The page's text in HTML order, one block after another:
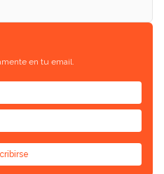
en tu email.